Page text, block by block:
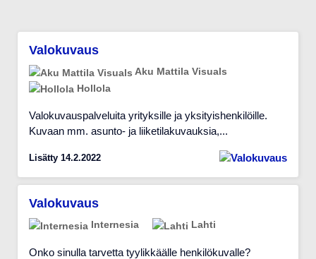
Valokuvaus
Aku Mattila Visuals
Hollola
Valokuvauspalveluita yrityksille ja yksityishenkilöille.
Kuvaan mm. asunto- ja liiketilakuvauksia,...
Lisätty 14.2.2022
Valokuvaus
Internesia Lahti
Onko sinulla tarvetta tyylikkäälle henkilökuvalle?